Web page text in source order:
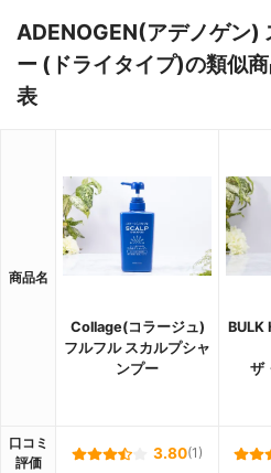
ADENOGEN(アデノゲン)
ー (ドライタイプ)の類似
表
商品名
Collage(コラージュ)
フルフル スカルプシャ
ンプー
BULK
ザ
口コミ
評価
3.80(1)